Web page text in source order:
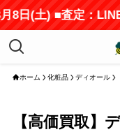
土) ■査定：LINEと
ホーム 化粧品 ディオール
【高価買取】